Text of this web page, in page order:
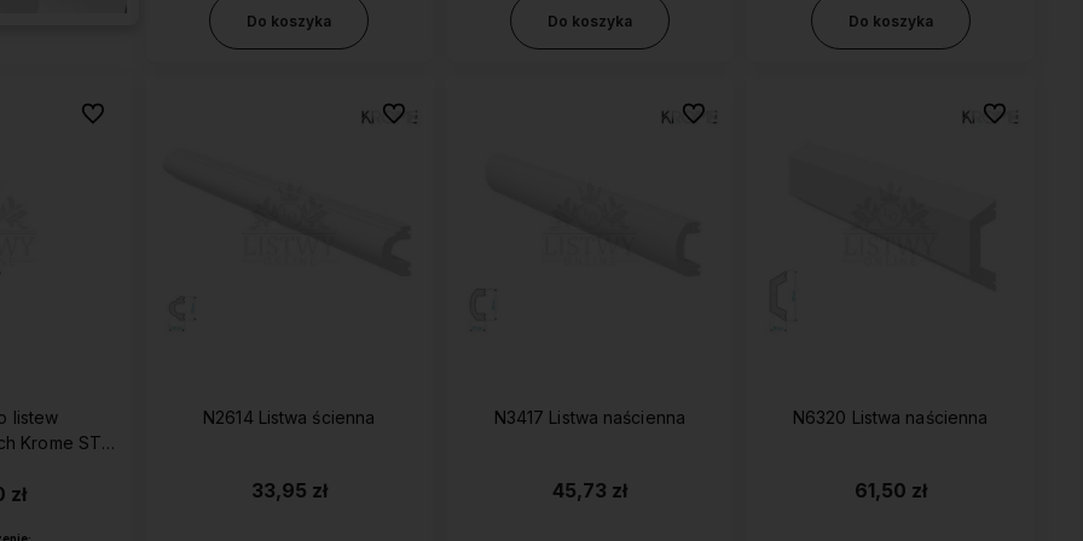
Do koszyka Do koszyka Do koszyka
listew
Krome STL
zł
Do ulubionych
N2614 Listwa ścienna
33,95 zł
Do ulubionych
N3417 Listwa naścienna
45,73 zł
Do ulubionych
N6320 Listwa naścienna
61,50 zł
Do ulubionych